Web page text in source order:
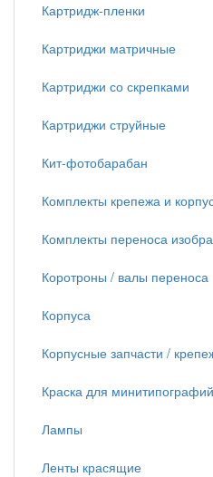
Картридж-пленки
Картриджи матричные
Картриджи со скрепками
Картриджи струйные
Кит-фотобарабан
Комплекты крепежа и
Комплекты переноса
Коротроны / валы переноса
Корпуса
Корпусные запчасти /
Краска для минитипографий
Лампы
Ленты красящие